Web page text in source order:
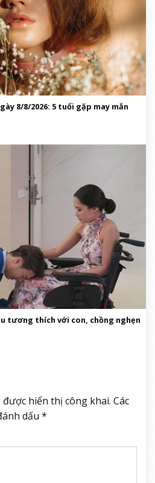
8/8/2026: 5 tuổi gặp may mắn
tương thích với con, chồng nghẹn
hiển thị công khai. Các
dấu *